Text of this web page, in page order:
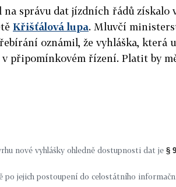
správu dat jízdních řádů získalo
Křišťálová lupa. Mluvčí
oznámil, že vyhláška, která
v připomínkovém řízení. Platit by
nové vyhlášky ohledně dostupnosti dat je §
po jejich postoupení do celostátního